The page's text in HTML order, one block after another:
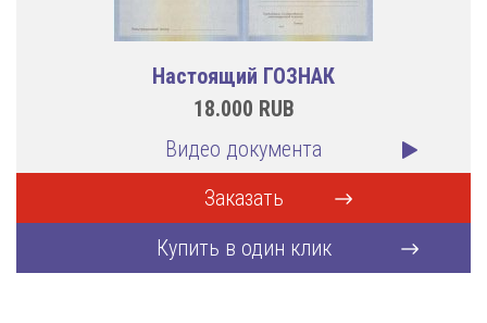
Настоящий ГОЗНАК
18.000 RUB
Видео документа
Заказать
Купить в один клик